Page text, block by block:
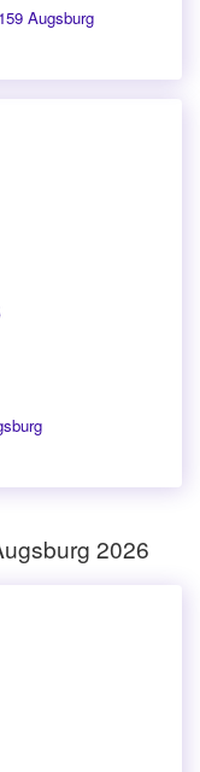
Augsburg
2026